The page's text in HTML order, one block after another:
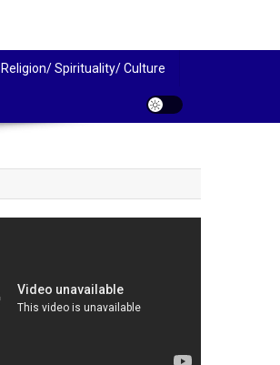
Religion/ Spirituality/ Culture